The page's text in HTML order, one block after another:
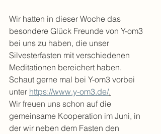
Wir hatten in dieser Woche das
besondere Glück Freunde von Y-om3
bei uns zu haben, die unser
Silvesterfasten mit verschiedenen
Meditationen bereichert haben.
Schaut gerne mal bei Y-om3 vorbei
unter https://www.y-om3.de/.
Wir freuen uns schon auf die
gemeinsame Kooperation im Juni, in
der wir neben dem Fasten den